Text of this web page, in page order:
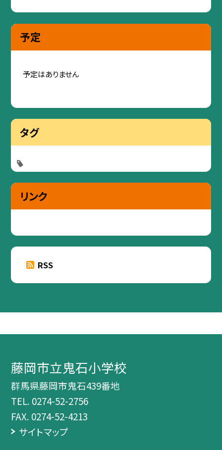
予定
予定はありません
タグ
リンク
RSS
藤岡市立鬼石小学校
群馬県藤岡市鬼石439番地
TEL. 0274-52-2756
FAX. 0274-52-4213
サイトマップ